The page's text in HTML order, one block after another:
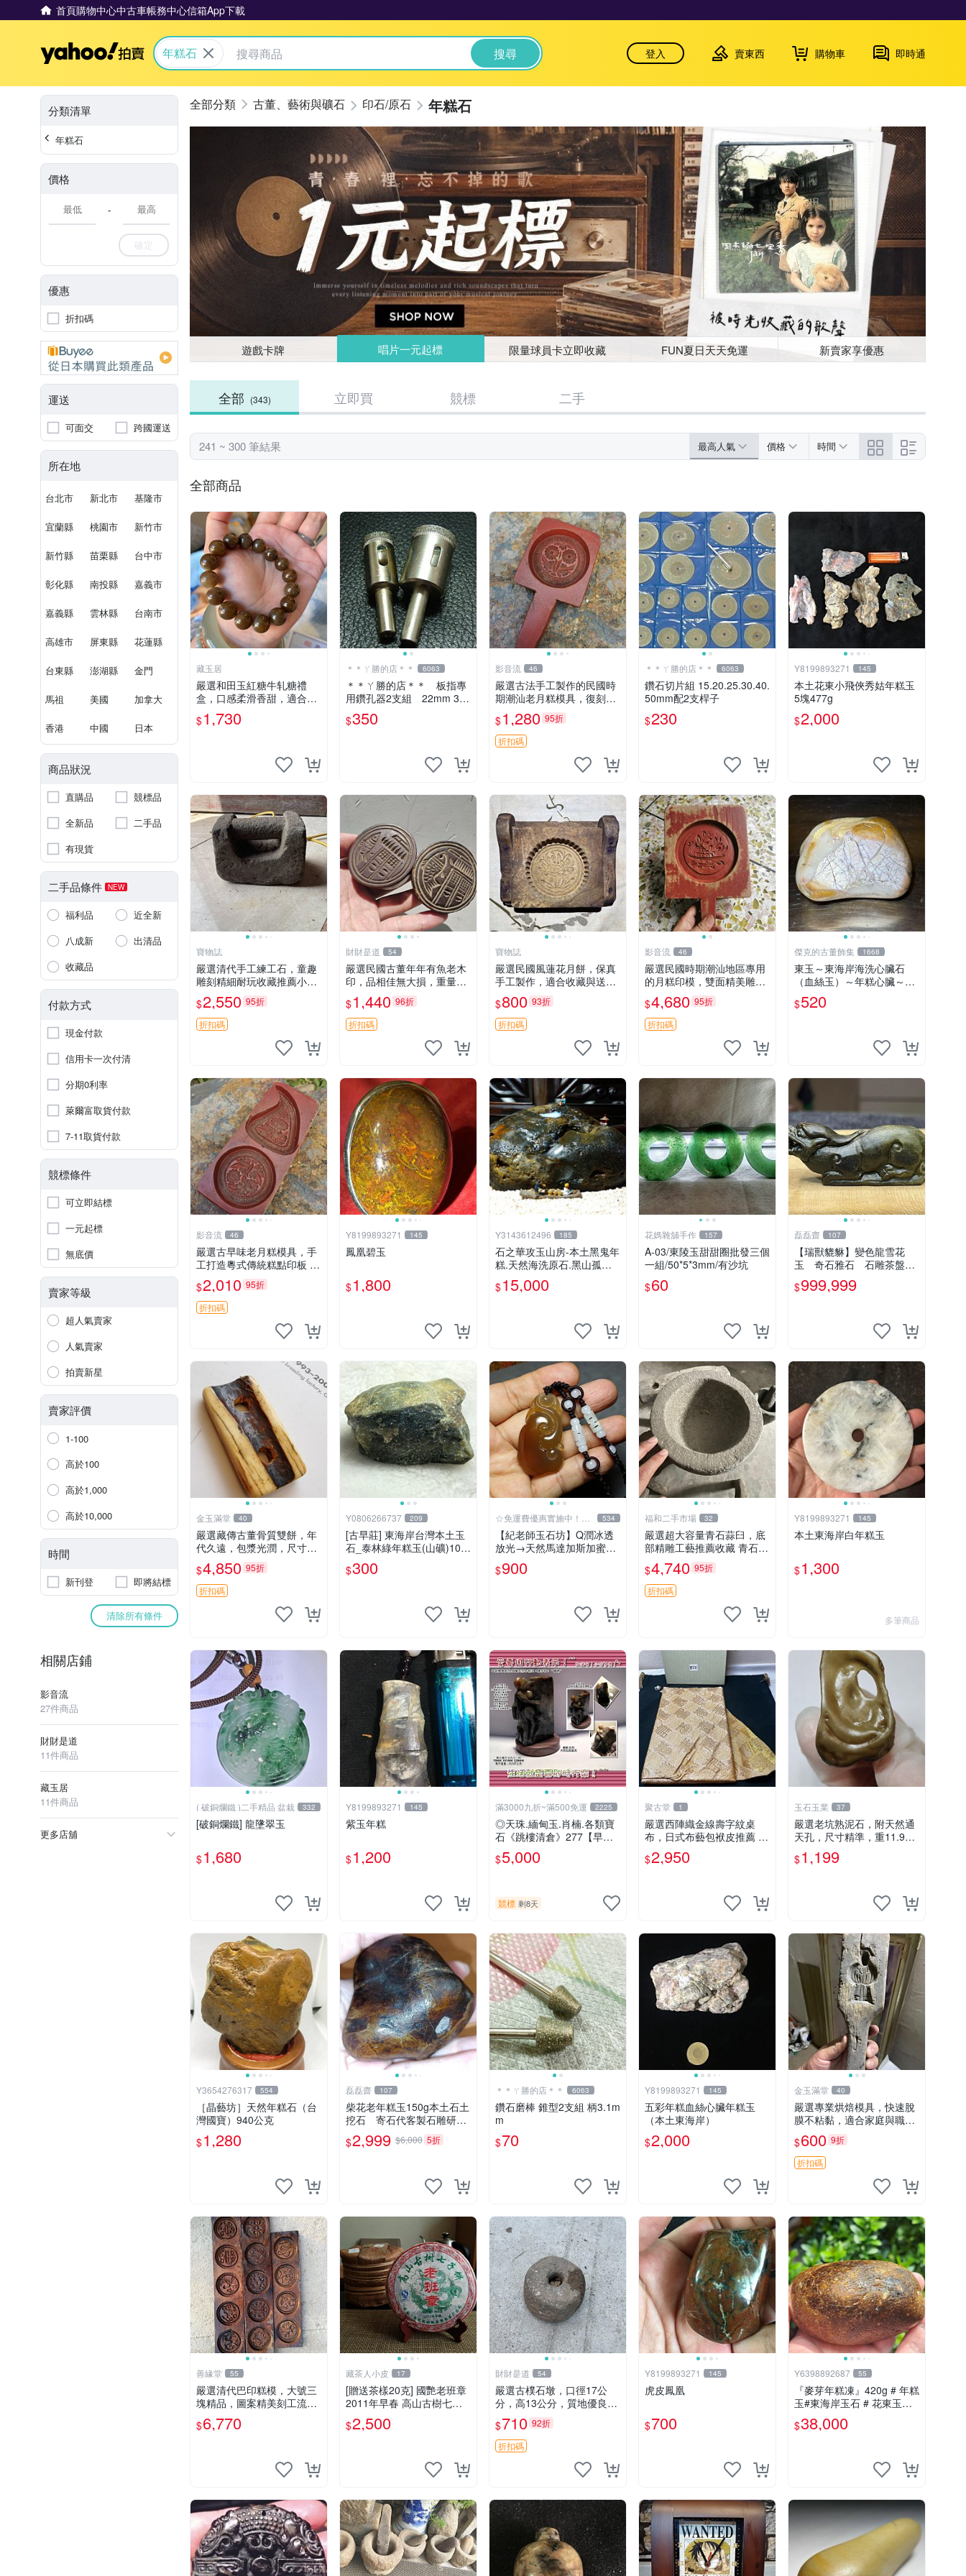
首頁購物中心中古車帳務中心信箱App下載
Yahoo拍賣
年糕石 搜尋 登入 賣東西 購物車 即時通
分類清單
年糕石
價格
-
確定
優惠
折扣碼
運送
可面交 跨國運送
所在地
台北市 新北市 基隆市
宜蘭縣 桃園市 新竹市
新竹縣 苗栗縣 台中市
彰化縣 南投縣 嘉義市
嘉義縣 雲林縣 台南市
高雄市 屏東縣 花蓮縣
台東縣 澎湖縣 金門
馬祖 美國 加拿大
香港 中國 日本
商品狀況
直購品
競標品
全新品
二手品
有現貨
二手品條件 NEW
福利品
近全新
八成新
出清品
收藏品
付款方式
現金付款
信用卡一次付清
分期0利率
萊爾富取貨付款
7-11取貨付款
競標條件
可立即結標
一元起標
無底價
賣家等級
超人氣賣家
人氣賣家
拍賣新星
賣家評價
1-100
高於100
高於1,000
高於10,000
時間
新刊登 即將結標
清除所有條件
相關店鋪
影音流
27件商品
財財是道
11件商品
藏玉居
11件商品
更多店舖
古董、藝術與礦石 印石/原石 年糕石
遊戲卡牌 唱片一元起標 限量球員卡立即收藏 FUN夏日天天免運 新賣家享優惠
全部 (343) 立即買 競標 二手
241 ~ 300 筆結果 最高人氣 價格 時間
全部商品
藏玉居
嚴選和田玉紅糖牛轧糖禮
盒，口感柔滑香甜，適合收
藏享用 12 卡 和田玉 紅糖
牛轧糖
$1,730
＊＊ㄚ勝的店＊＊ 6063
＊＊ㄚ勝的店＊＊ 板指專
用鑽孔器2支組 22mm 30
mm
$350
影音流 46
嚴選古法手工製作的民國時
期潮汕老月糕模具，復刻傳
統粿印滋味。 老月糕模具
潮汕粿印 潮州糕模
$1,280 95折
折扣碼
＊＊ㄚ勝的店＊＊ 6063
鑽石切片組 15.20.25.30.40.
50mm配2支桿子
$230
Y8199893271 145
本土花東小飛俠秀姑年糕玉
5塊477g
$2,000
寶物誌
嚴選清代手工練工石，童趣
雕刻精細耐玩收藏推薦小孩
用具 石頭 手工 童趣
$2,550 95折
折扣碼
財財是道 54
嚴選民國古董年年有魚老木
印，品相佳無大損，重量61.
5克。尺寸：26mm×61.9m
m。收藏推薦。 年年有餘 老
木雕 古董
$1,440 96折
折扣碼
寶物誌
嚴選民國風蓮花月餅，保真
手工製作，適合收藏與送禮
12x9.5cm 蓮花月餅 古典 飲
食
$800 93折
折扣碼
影音流 46
嚴選民國時期潮汕地區專用
的月糕印模，雙面精美雕刻
推薦收藏 潮汕糕點 印模
$4,680 95折
折扣碼
傑克的古董飾集 1668
東玉～東海岸海洗心臟石
（血絲玉）～年糕心臟～52.
7g
$520
影音流 46
嚴選古早味老月糕模具，手
工打造粵式傳統糕點印板 老
月糕模具 潮汕糕點 月糕印
板
$2,010 95折
折扣碼
Y8199893271 145
鳳凰碧玉
$1,800
Y3143612496 185
石之華攻玉山房-本土黑鬼年
糕.天然海洗原石.黑山孤釣.1
6.5*9*9cm.
$15,000
花媽雜舖手作 157
A-03/東陵玉甜甜圈批發三個
一組/50*5*3mm/有沙坑
$60
磊磊齋 107
【瑞獸貔貅】變色龍雪花
玉 奇石雅石 石雕茶盤龜
甲石雕太極石太極玉太極禪
太極台灣藍寶石花東玉石總
$999,999
金玉滿堂 40
嚴選藏傳古董骨質雙餅，年
代久遠，包漿光潤，尺寸精
確，適合收藏 5.95x3.1cm
骨質 古董 雙餅
$4,850 95折
折扣碼
Y0806266737 209
[古早莊] 東海岸台灣本土玉
石_泰林綠年糕玉(山礦)100
g..QQ.溫潤.雕刻上選好料_
綠007
$300
☆免運費優惠實施中！低
於批發價
534
【紀老師玉石坊】Q潤冰透
放光→天然馬達加斯加蜜蠟
色玉髓手工項鍊{福祿貔貅}
MD-50 ※正能量→聚氣招
$900
福和二手市場 32
嚴選超大容量青石蒜臼，底
部精雕工藝推薦收藏 青石
蒲石 蒜臼
$4,740 95折
折扣碼
Y8199893271 145
本土東海岸白年糕玉
$1,300
多筆商品
( 破銅爛鐵 )二手精品 盆栽 332
[破銅爛鐵] 龍墬翠玉
$1,680
Y8199893271 145
紫玉年糕
$1,200
滿3000九折~滿500免運 2225
◎天珠.緬甸玉.肖楠.各類寶
石《跳樓清倉》277【早期
簡易創作.都蘭天然年糕玉
﹝粿仔料﹞〝纏綿〞】
$5,000
競標 剩8天
聚古堂 1
嚴選西陣織金線壽字紋桌
布，日式布藝包袱皮推薦 壽
字 織金 西陣
$2,950
玉石玉業 37
嚴選老坑熟泥石，附天然通
天孔，尺寸精準，重11.9
克，傳說中修仙者之寶，靈
氣十足未散，送至家門即得
$1,199
Y3654276317 554
［晶藝坊］天然年糕石（台
灣國寶）940公克
$1,280
磊磊齋 107
柴花老年糕玉150g本土石土
挖石 寄石代客製石雕研磨
拋光養護盤珠台灣藍寶東玉
東海岸心臟石黑年糕玉髓秀
$2,999 $6,000 5折
＊＊ㄚ勝的店＊＊ 6063
鑽石磨棒 錐型2支組 柄3.1m
m
$70
Y8199893271 145
五彩年糕血絲心臟年糕玉
（本土東海岸）
$2,000
金玉滿堂 40
嚴選專業烘焙模具，快速脫
膜不粘黏，適合家庭與職業
廚師使用 西點製作好助手，
輕鬆烘出具質感甜點 304不
銹鋼材質，長久耐用易清洗
西點 印模 模具
$600 9折
折扣碼
善緣堂 55
嚴選清代巴印糕模，大號三
塊精品，圖案精美刻工流
暢，小裂蟲蛀瑕疵如實見
圖，真誠奉送愛好收藏家。
$6,770
藏茶人小皮 17
[贈送茶樣20克] 國艷老班章
2011年早春 高山古樹七子
餅
$2,500
財財是道 54
嚴選古樸石墩，口徑17公
分，高13公分，質地優良適
合收藏石墩 古樸 石頭
$710 92折
折扣碼
Y8199893271 145
虎皮鳳凰
$700
Y6398892687 55
『麥芽年糕凍』420g # 年糕
玉#東海岸玉石 # 花東玉石#
總統石#台灣藍寶
$38,000